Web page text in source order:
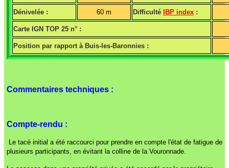
Dénivelée : 60 m Difficulté IBP index :
Carte IGN TOP 25 n° :
Position par rapport à Buis-les-Baronnies :
Commentaires techniques :
Compte-rendu :
Le tacé initial a été raccourci pour prendre en compte l'état de fatigue de
plusieurs participants, en évitant la colline de la Vouronnade.